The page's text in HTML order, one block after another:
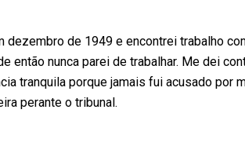
dezembro de 1949 e encontrei trabalho
então nunca parei de trabalhar. Me dei
tranquila porque jamais fui acusado por
perante o tribunal.